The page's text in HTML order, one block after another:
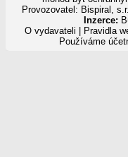
Provozovatel: Bispiral,
Inzerce:
O vydavateli
Pravidla
Používáme